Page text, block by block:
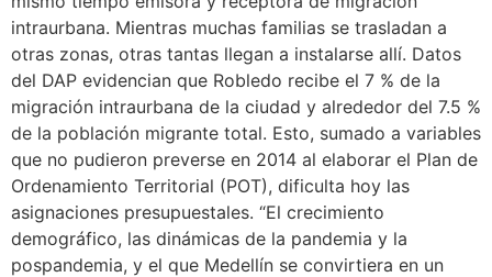
intraurbana. Mientras muchas familias se trasladan a
otras zonas, otras tantas llegan a instalarse allí. Datos
del DAP evidencian que Robledo recibe el 7 % de la
migración intraurbana de la ciudad y alrededor del 7.5 %
de la población migrante total. Esto, sumado a variables
que no pudieron preverse en 2014 al elaborar el Plan de
Ordenamiento Territorial (POT), dificulta hoy las
asignaciones presupuestales. “El crecimiento
demográfico, las dinámicas de la pandemia y la
pospandemia, y el que Medellín se convirtiera en un